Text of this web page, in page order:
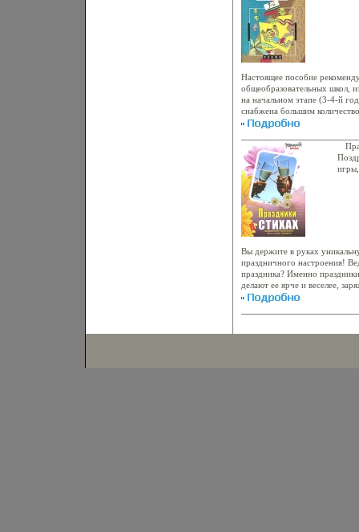
Настоящее пособие
общеобразовательных школ,
на начальном этапе (3-4-й
снабжена большим
занимательных
Авторы Маргарита Колкова
Комарова (составитель,
(составитель, автор).
Вы держите в руках
праздничного настроения!
праздника? Именно
делают ее ярче и веселее,
позитивнаыяооой энергией